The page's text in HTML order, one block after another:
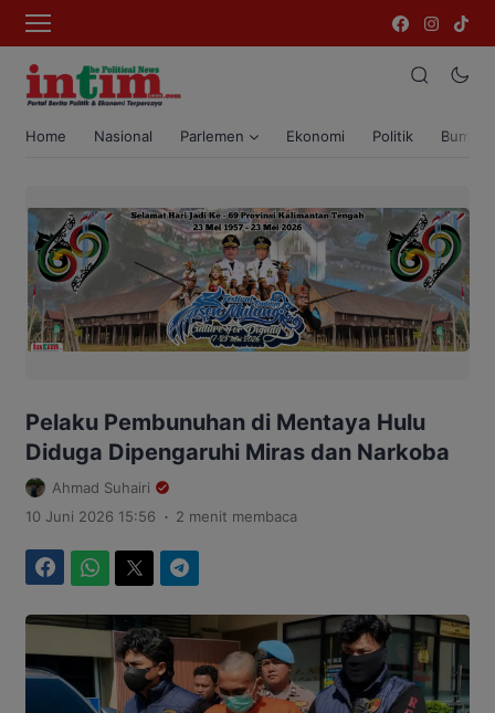
Home Nasional Parlemen Ekonomi Politik Bumi
Pelaku Pembunuhan di Mentaya Hulu
Diduga Dipengaruhi Miras dan Narkoba
Ahmad Suhairi
10 Juni 2026 15:56 . 2 menit membaca